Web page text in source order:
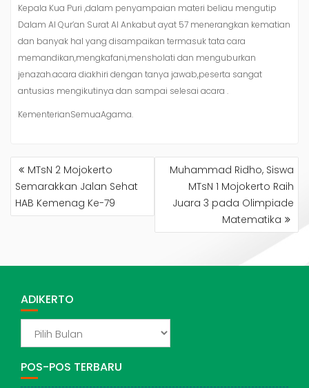
Kepala Kua Puri ,dalam penyampaian materi beliau mengutip
Dalam Al Qur’an Surat Al Ankabut ayat 57 menerangkan kematian
dan banyak hal yang disampaikan termasuk tata cara
memandikan,mengkafani,mensholati dan menguburkan
jenazah.acara diakhiri dengan tanya jawab,peserta sangat
antusias mengikutinya dan sampai selesai acara .
KementerianSemuaAgama.
NAVIGASI
POSMTsN 2 Mojokerto
Semarakkan Jalan Sehat
HAB Kemenag Ke-79
Muhammad Ridho, Siswa
MTsN 1 Mojokerto Raih
Juara 3 pada Olimpiade
Matematika
ADIKERTO
POS-POS TERBARU